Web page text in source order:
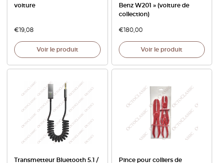
voiture
€19,08
Voir le produit
Benz W201 » (voiture de
collection)
€180,00
Voir le produit
Transmetteur Bluetooth 5.1 /
Pince pour colliers de